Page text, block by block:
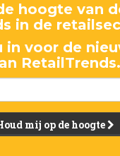
hoogte van
in de
in voor de
RetailTrends.
mij op de hoogte